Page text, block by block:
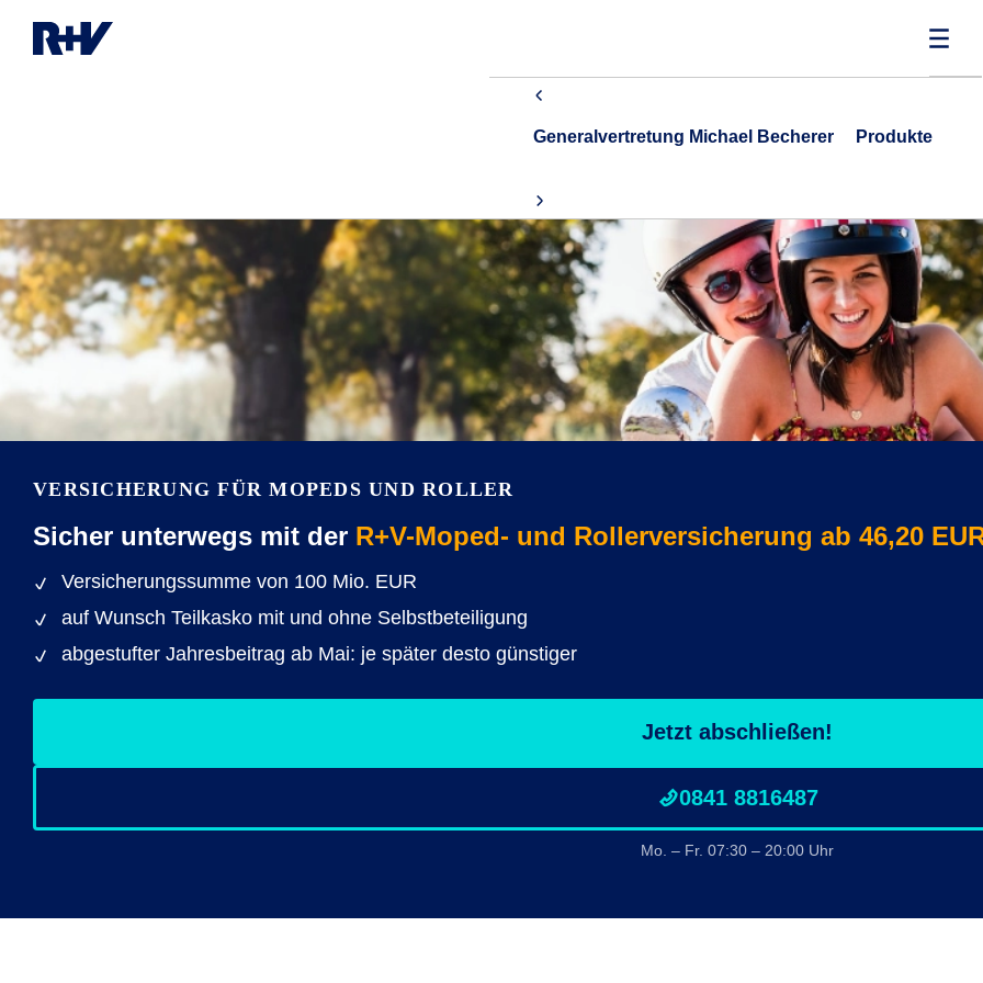
Generalvertretung Michael Becherer Produkte
VERSICHERUNG FÜR MOPEDS UND ROLLER
Sicher unterwegs mit der R+V-Moped- und Rollerversicherung ab 46,20
Versicherungssumme von 100 Mio. EUR
auf Wunsch Teilkasko mit und ohne Selbstbeteiligung
abgestufter Jahresbeitrag ab Mai: je später desto günstiger
Jetzt abschließen!
0841 8816487
Mo. – Fr. 07:30 – 20:00 Uhr